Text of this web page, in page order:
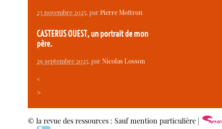
23 novembre 2025, parPierre Mottron
CASTERUS OUEST, un portrait de mon
père.
29 septembre 2025, parNicolas Losson
<
>
© la revue des ressources : Sauf mention particulière |